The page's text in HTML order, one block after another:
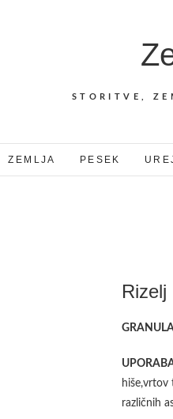
STORITVE,
ZEMLJA PESEK
Rizelj
hiše,vrtov
različnih